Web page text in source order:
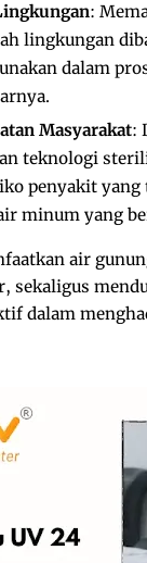
:
lingkungan
dalam
Masyarakat:
teknologi
penyakit
minum yang
air
sekaligus
dalam